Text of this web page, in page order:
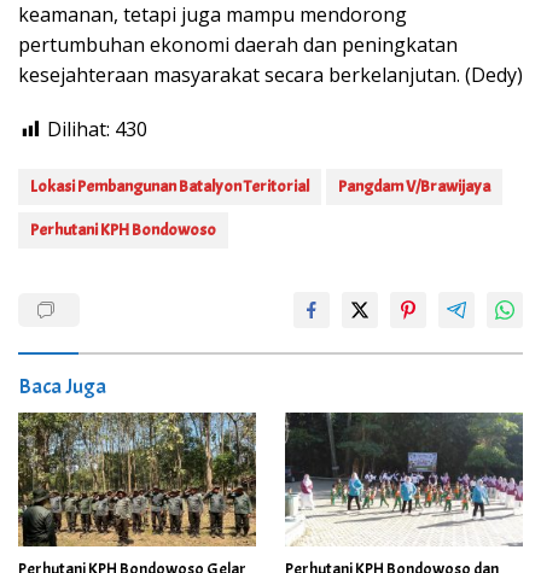
keamanan, tetapi juga mampu mendorong
pertumbuhan ekonomi daerah dan peningkatan
kesejahteraan masyarakat secara berkelanjutan. (Dedy)
Dilihat: 430
Lokasi Pembangunan Batalyon Teritorial Pangdam V/Brawijaya
Perhutani KPH Bondowoso
Baca Juga
Perhutani KPH Bondowoso Gelar Perhutani KPH Bondowoso dan